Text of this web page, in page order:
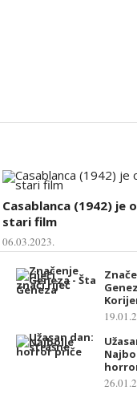
Casablanca (1942) je
stari film
06.03.2023.